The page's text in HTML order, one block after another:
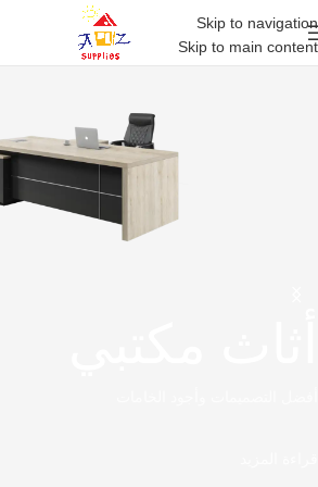
Skip to navigation
Skip to main content